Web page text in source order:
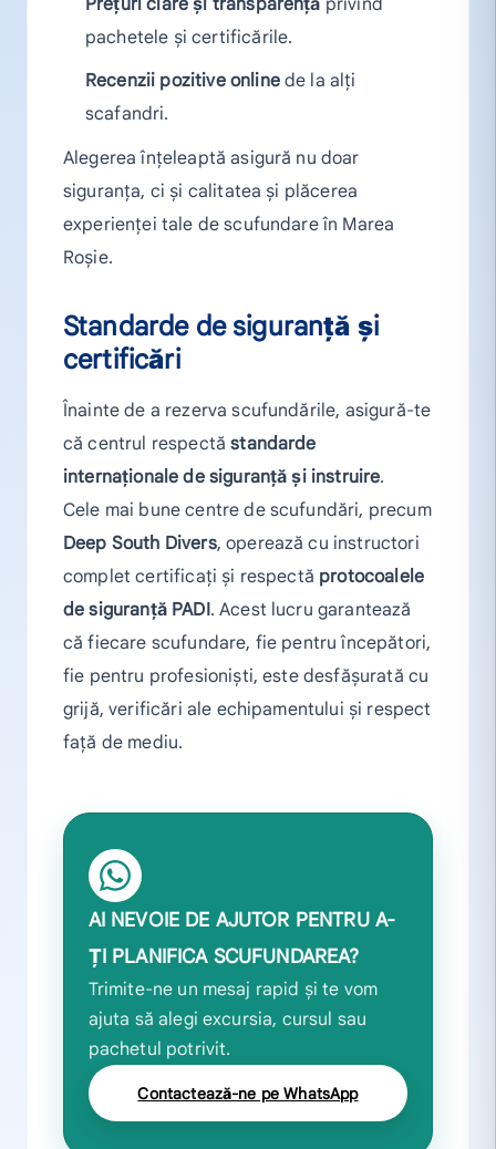
pachetele și certificările.
Recenzii pozitive onlinede la alți
scafandri.
Alegerea înțeleaptă asigură nu doar
siguranța, ci și calitatea și plăcerea
experienței tale de scufundare în Marea
Roșie.
Standarde de siguranță și
certificări
Înainte de a rezerva scufundările, asigură-te
că centrul respectăstandarde
internaționale de siguranță și instruire.
Cele mai bune centre de scufundări, precum
Deep South Divers, operează cu instructori
complet certificați și respectă protocoalele
de siguranță PADI. Acest lucru garantează
că fiecare scufundare, fie pentru începători,
fie pentru profesioniști, este desfășurată cu
grijă, verificări ale echipamentului și respect
față de mediu.
AI NEVOIE DE AJUTOR PENTRU A-
ȚI PLANIFICA SCUFUNDAREA?
Trimite-ne un mesaj rapid și te vom
ajuta să alegi excursia, cursul sau
pachetul potrivit.
Contactează-ne pe WhatsApp